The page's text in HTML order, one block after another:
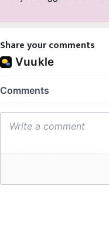
Share your comments